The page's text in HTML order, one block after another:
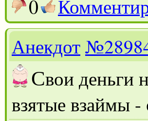
0
Анекдот
Свои деньги
взятые взаймы -